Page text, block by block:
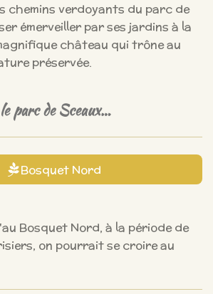
chemins verdoyants du parc de
émerveiller par ses jardins à la
château qui trône au
préservée.
parc de Sceaux…
Bosquet Nord
Bosquet Nord, à la période de
on pourrait se croire au